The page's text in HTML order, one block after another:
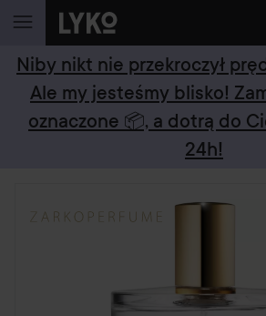
PRZEJDŹ DO TREŚCI
Niby nikt nie przekroczył
Ale my jesteśmy blisko!
oznaczone 📦, a dotrą do
24h!